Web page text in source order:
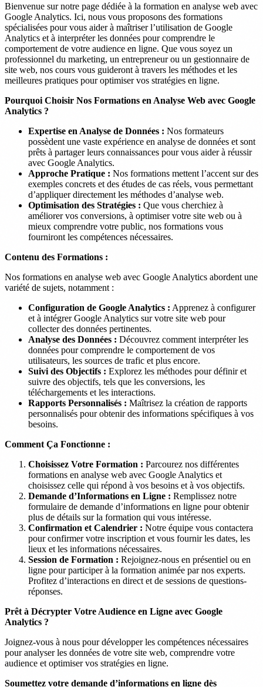
Bienvenue sur notre page dédiée à la formation en analyse web avec
Google Analytics. Ici, nous vous proposons des formations
spécialisées pour vous aider à maîtriser l’utilisation de Google
Analytics et à interpréter les données pour comprendre le
comportement de votre audience en ligne. Que vous soyez un
professionnel du marketing, un entrepreneur ou un gestionnaire de
site web, nos cours vous guideront à travers les méthodes et les
meilleures pratiques pour optimiser vos stratégies en ligne.
Pourquoi Choisir Nos Formations en Analyse Web avec Google
Analytics ?
Expertise en Analyse de Données : Nos formateurs
possèdent une vaste expérience en analyse de données et sont
prêts à partager leurs connaissances pour vous aider à réussir
avec Google Analytics.
Approche Pratique : Nos formations mettent l’accent sur des
exemples concrets et des études de cas réels, vous permettant
d’appliquer directement les méthodes d’analyse web.
Optimisation des Stratégies : Que vous cherchiez à
améliorer vos conversions, à optimiser votre site web ou à
mieux comprendre votre public, nos formations vous
fourniront les compétences nécessaires.
Contenu des Formations :
Nos formations en analyse web avec Google Analytics abordent une
variété de sujets, notamment :
Configuration de Google Analytics : Apprenez à configurer
et à intégrer Google Analytics sur votre site web pour
collecter des données pertinentes.
Analyse des Données : Découvrez comment interpréter les
données pour comprendre le comportement de vos
utilisateurs, les sources de trafic et plus encore.
Suivi des Objectifs : Explorez les méthodes pour définir et
suivre des objectifs, tels que les conversions, les
téléchargements et les interactions.
Rapports Personnalisés : Maîtrisez la création de rapports
personnalisés pour obtenir des informations spécifiques à vos
besoins.
Comment Ça Fonctionne :
Choisissez Votre Formation : Parcourez nos différentes
formations en analyse web avec Google Analytics et
choisissez celle qui répond à vos besoins et à vos objectifs.
Demande d’Informations en Ligne : Remplissez notre
formulaire de demande d’informations en ligne pour obtenir
plus de détails sur la formation qui vous intéresse.
Confirmation et Calendrier : Notre équipe vous contactera
pour confirmer votre inscription et vous fournir les dates, les
lieux et les informations nécessaires.
Session de Formation : Rejoignez-nous en présentiel ou en
ligne pour participer à la formation animée par nos experts.
Profitez d’interactions en direct et de sessions de questions-
réponses.
Prêt à Décrypter Votre Audience en Ligne avec Google
Analytics ?
Joignez-vous à nous pour développer les compétences nécessaires
pour analyser les données de votre site web, comprendre votre
audience et optimiser vos stratégies en ligne.
Soumettez votre demande d’informations en ligne dès